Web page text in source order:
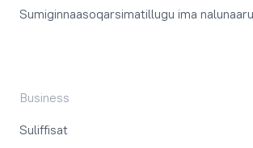
Sumiginnaasoqarsimatillugu ima
Business
Suliffisat